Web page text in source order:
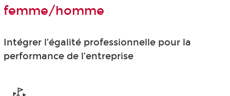
femme/homme
Intégrer l’égalité professionnelle pour la
performance de l’entreprise